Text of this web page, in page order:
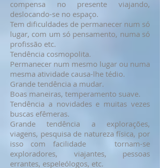
compensa no presente viajando,
deslocando-se no espaço.
Tem dificuldades de permanecer num só
lugar, com um só pensamento, numa só
profissão etc.
Tendência cosmopolita.
Permanecer num mesmo lugar ou numa
mesma atividade causa-lhe tédio.
Grande tendência a mudar.
Boas maneiras, temperamento suave.
Tendência a novidades e muitas vezes
buscas efêmeras.
Grande tendência a explorações,
viagens, pesquisa de natureza física, por
isso com facilidade tornam-se
exploradores, viajantes, pessoas
errantes, espeleólogos, etc.